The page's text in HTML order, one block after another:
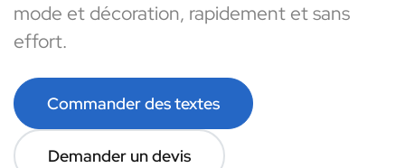
mode et décoration, rapidement et sans
effort.
Commander des textes
Demander un devis